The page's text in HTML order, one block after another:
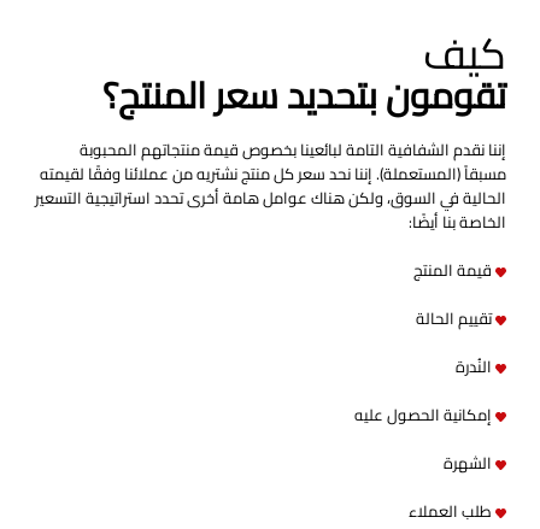
كيف
تقومون بتحديد سعر المنتج؟
إننا نقدم الشفافية التامة لبائعينا بخصوص قيمة منتجاتهم المحبوبة
مسبقاً (المستعملة). إننا نحد سعر كل منتج نشتريه من عملائنا وفقًا لقيمته
الحالية في السوق، ولكن هناك عوامل هامة أخرى تحدد استراتيجية التسعير
الخاصة بنا أيضًا:
قيمة المنتج
تقييم الحالة
النُدرة
إمكانية الحصول عليه
الشهرة
طلب العملاء